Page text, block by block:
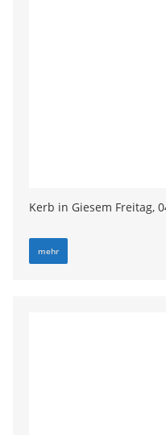
Kerb in Giesem Freitag,
mehr